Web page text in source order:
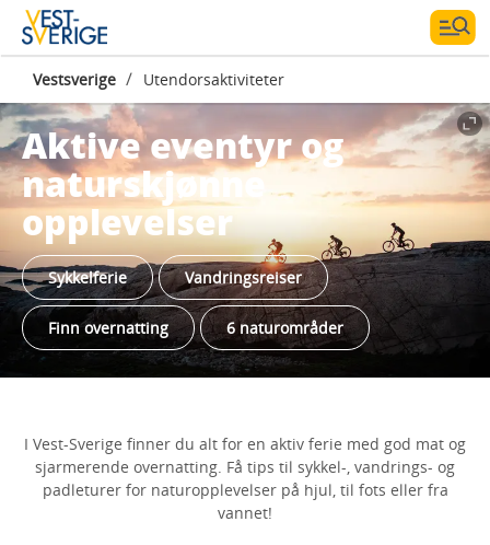
Vestsverige / Utendorsaktiviteter
Aktive eventyr og
naturskjønne
opplevelser
Sykkelferie Vandringsreiser
Finn overnatting 6 naturområder
I Vest-Sverige finner du alt for en aktiv ferie med god mat og
sjarmerende overnatting. Få tips til sykkel-, vandrings- og
padleturer for naturopplevelser på hjul, til fots eller fra
vannet!